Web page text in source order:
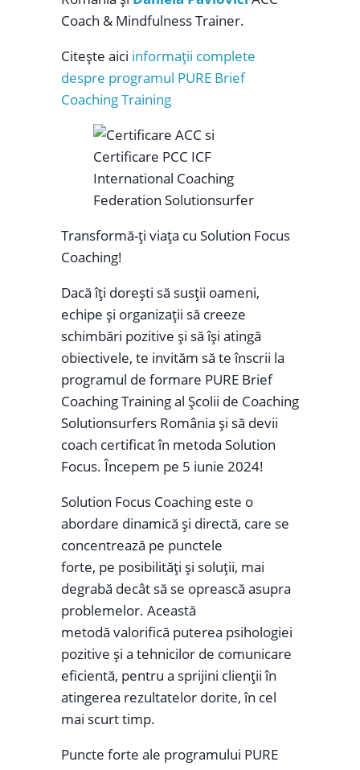
Coach & Mindfulness Trainer.
Citește aici informații complete
despre programul PURE Brief
Coaching Training
Transformă-ți viața cu Solution Focus
Coaching!
Dacă îți dorești să susții oameni,
echipe și organizații să creeze
schimbări pozitive și să își atingă
obiectivele, te invităm să te înscrii la
programul de formare PURE Brief
Coaching Training al Școlii de Coaching
Solutionsurfers România și să devii
coach certificat în metoda Solution
Focus. Începem pe 5 iunie 2024!
Solution Focus Coaching este o
abordare dinamică și directă, care se
concentrează pe punctele
forte, pe posibilități și soluții, mai
degrabă decât să se oprească asupra
problemelor. Această
metodă valorifică puterea psihologiei
pozitive și a tehnicilor de comunicare
eficientă, pentru a sprijini clienții în
atingerea rezultatelor dorite, în cel
mai scurt timp.
Puncte forte ale programului PURE